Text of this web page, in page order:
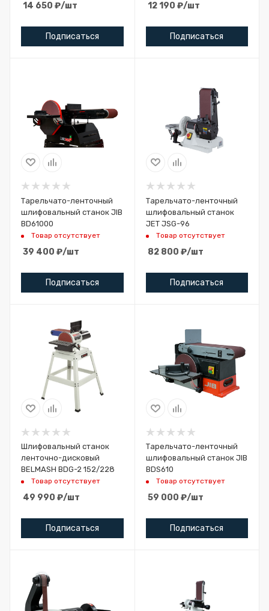
14 650 ₽/шт
Подписаться
12 190 ₽/шт
Подписаться
Тарельчато-ленточный
шлифовальный станок JIB
BD61000
Товар отсутствует
39 400 ₽/шт
Подписаться
Тарельчато-ленточный
шлифовальный станок
JET JSG-96
Товар отсутствует
82 800 ₽/шт
Подписаться
Шлифовальный станок
ленточно-дисковый
BELMASH BDG-2 152/228
Товар отсутствует
49 990 ₽/шт
Подписаться
Тарельчато-ленточный
шлифовальный станок JIB
BDS610
Товар отсутствует
59 000 ₽/шт
Подписаться